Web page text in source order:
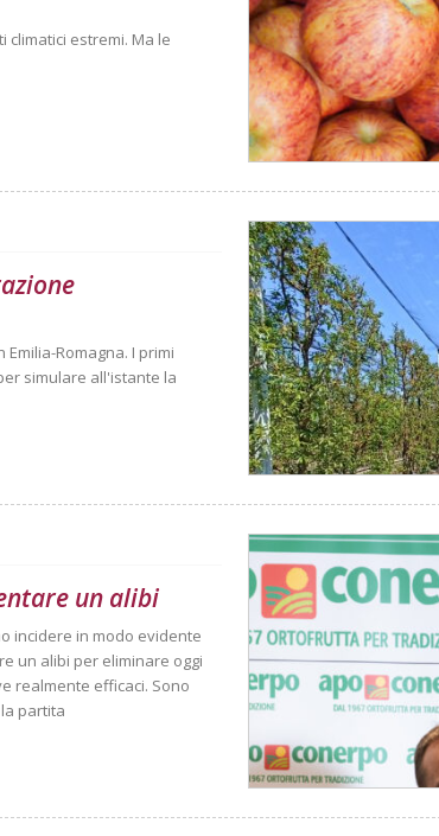
climatici estremi. Ma le
Romagna. I primi
simulare all'istante la
un alibi
incidere in modo evidente
un alibi per eliminare oggi
realmente efficaci. Sono
partita